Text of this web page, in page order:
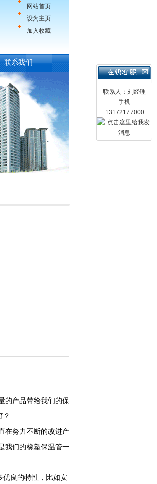
网站首页
设为主页
加入收藏
联系人：刘经理
手机
13172177000
联系我们
的产品带给我们的保
？
在努力不断的改进产
我们的橡塑保温管一
优良的特性，比如安